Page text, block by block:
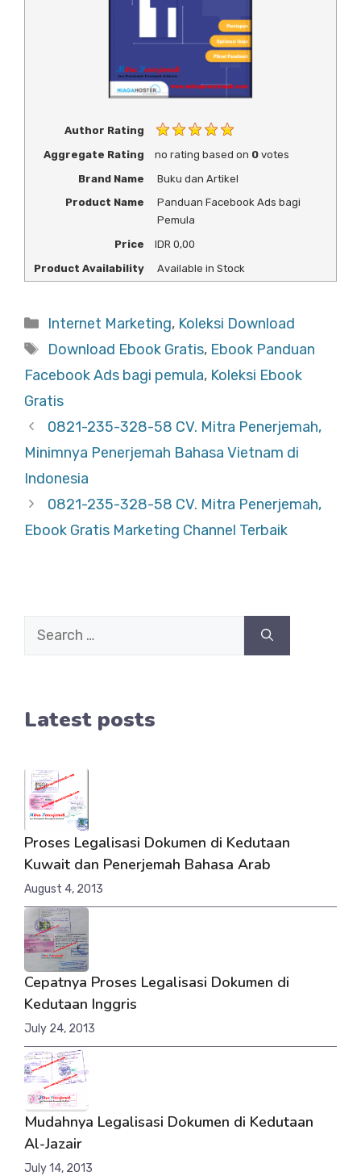
Author Rating
Aggregate Rating
no rating based on 0votes
Brand Name
Buku dan Artikel
Product Name
Panduan Facebook Ads bagi
Pemula
Price
IDR0,00
Product Availability
Available in Stock
Categories
Internet Marketing, Koleksi Download
Tags
Download Ebook Gratis, Ebook Panduan
Facebook Ads bagi pemula, Koleksi Ebook
Gratis
0821-235-328-58 CV. Mitra Penerjemah,
Minimnya Penerjemah Bahasa Vietnam di
Indonesia
0821-235-328-58 CV. Mitra Penerjemah,
Ebook Gratis Marketing Channel Terbaik
Search
Latest posts
Proses Legalisasi Dokumen di Kedutaan
Kuwait dan Penerjemah Bahasa Arab
August 4, 2013
Cepatnya Proses Legalisasi Dokumen di
Kedutaan Inggris
July 24, 2013
Mudahnya Legalisasi Dokumen di Kedutaan
Al-Jazair
July 14, 2013